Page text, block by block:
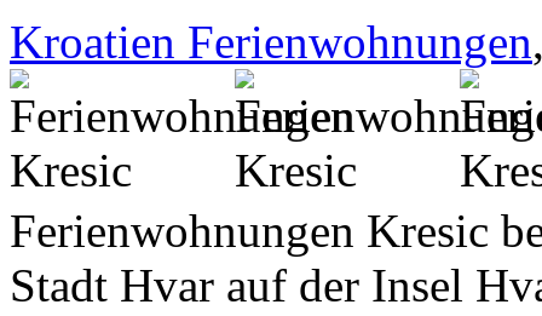
Kroatien Ferienwohnungen
Ferienwohnungen Kresic
Stadt Hvar auf der Insel